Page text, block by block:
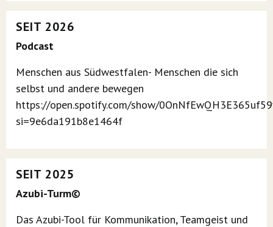
SEIT 2026
Podcast
Menschen aus Südwestfalen- Menschen die sich
selbst und andere bewegen
https://open.spotify.com/show/
si=9e6da191b8e1464f
SEIT 2025
Azubi-Turm©
Das Azubi-Tool für Kommunikation, Teamgeist und